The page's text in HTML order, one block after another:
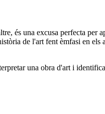
és una excusa perfecta per
de l'art fent èmfasi en
una obra d'art i